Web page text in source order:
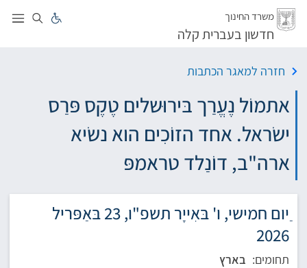
דלג
משרד החינוך
חדשון בעברית קלה
חזרה למאגר הכתבות
אתמוֹל נֶעֱרַך בּירוּשלים טֶקֶס פּרַס
ישׂראל. אחד הזוֹכִים הוא נשׂיא
ארה"ב, דוֹנַלד טראמפּ
ַיום חמישי, ו' בּאִייָר תשפ"ו, 23 בּאַפּריל
2026
תחומים: בארץ